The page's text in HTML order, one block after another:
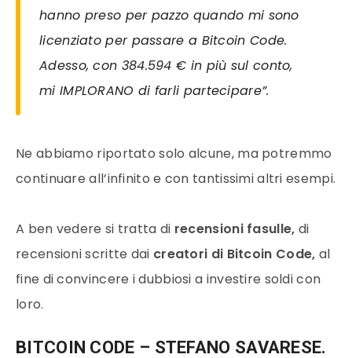
hanno preso per pazzo quando mi sono
licenziato per passare a Bitcoin Code.
Adesso, con 384.594 € in più sul conto,
mi IMPLORANO di farli partecipare”.
Ne abbiamo riportato solo alcune, ma potremmo
continuare all’infinito e con tantissimi altri esempi.
A ben vedere si tratta di recensioni fasulle, di
recensioni scritte dai creatori di Bitcoin Code, al
fine di convincere i dubbiosi a investire soldi con
loro.
BITCOIN CODE – STEFANO SAVARESE.